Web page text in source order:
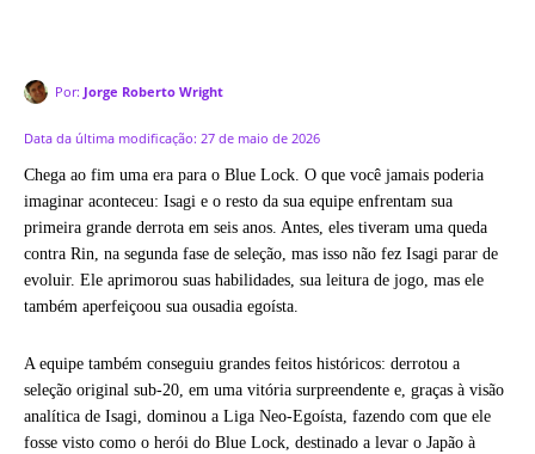
Por: Jorge Roberto Wright
Data da última modificação: 27 de maio de 2026
Chega ao fim uma era para o Blue Lock. O que você jamais poderia
imaginar aconteceu: Isagi e o resto da sua equipe enfrentam sua
primeira grande derrota em seis anos. Antes, eles tiveram uma queda
contra Rin, na segunda fase de seleção, mas isso não fez Isagi parar de
evoluir. Ele aprimorou suas habilidades, sua leitura de jogo, mas ele
também aperfeiçoou sua ousadia egoísta.
A equipe também conseguiu grandes feitos históricos: derrotou a
seleção original sub-20, em uma vitória surpreendente e, graças à visão
analítica de Isagi, dominou a Liga Neo-Egoísta, fazendo com que ele
fosse visto como o herói do Blue Lock, destinado a levar o Japão à